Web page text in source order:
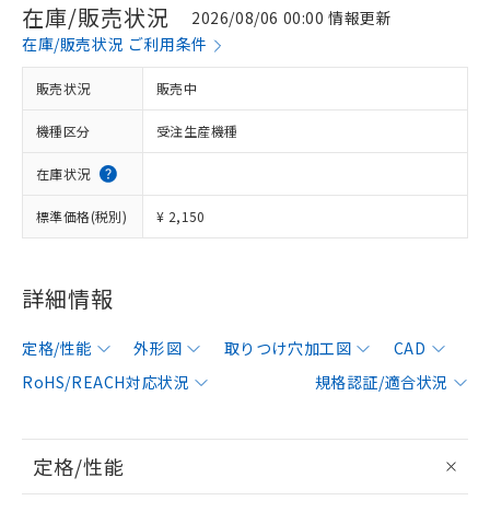
在庫/販売状況
2026/08/06 00:00 情報更新
在庫/販売状況 ご利用条件
販売状況 販売中
機種区分 受注生産機種
在庫状況
標準価格(税別) ¥ 2,150
詳細情報
定格/性能 外形図 取りつけ穴加工図
CAD
RoHS/REACH対応状況
規格認証/適合状況
定格/性能